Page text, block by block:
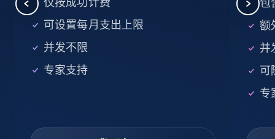
URL, Job posting id, Job title, Company name,
Company id, Job location, Job summary, Job
15.3K+
Linkedin job listings information - Discover
可设置每月支出上限
并发不限
专家支持
包
额
并
可
专